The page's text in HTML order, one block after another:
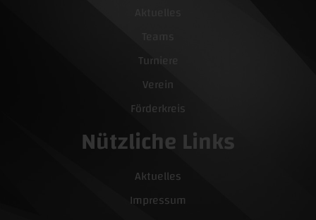
Turniere
Verein
Förderkreis
Nützliche Links
Aktuelles
Impressum